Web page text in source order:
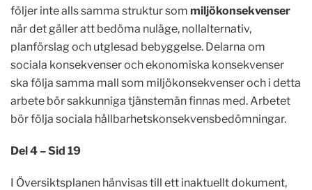
följer inte alls samma struktur som miljökonsekvenser
när det gäller att bedöma nuläge, nollalternativ,
planförslag och utglesad bebyggelse. Delarna om
sociala konsekvenser och ekonomiska konsekvenser
ska följa samma mall som miljökonsekvenser och i detta
arbete bör sakkunniga tjänstemän finnas med. Arbetet
bör följa sociala hållbarhetskonsekvensbedömningar.
Del 4 – Sid 19
I Översiktsplanen hänvisas till ett inaktuellt dokument,